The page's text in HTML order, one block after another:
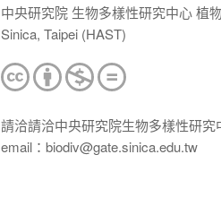
中央研究院 生物多樣性研究中心 植
Sinica, Taipei (HAST)
請洽請洽中央研究院生物多樣性研究
email：biodiv@gate.sinica.edu.tw